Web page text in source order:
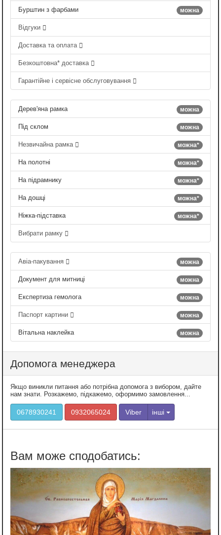
можна
Бурштин з фарбами
Відгуки
Доставка та оплата
Безкоштовна* доставка
Гарантійне і сервісне обслуговування
можна
Дерев'яна рамка
можна
Під склом
можна*
Незвичайна рамка
можна*
На полотні
можна*
На підрамнику
можна*
На дошці
можна*
Ніжка-підставка
Вибрати рамку
можна
Авіа-пакування
можна
Документ для митниці
можна
Експертиза гемолога
можна
Паспорт картини
можна
Вітальна наклейка
Допомога менеджера
Якщо виникли питання або потрібна допомога з вибором, дайте
нам знати. Розкажемо, підкажемо, оформимо замовлення...
0678930241 0932065024 Viber інші